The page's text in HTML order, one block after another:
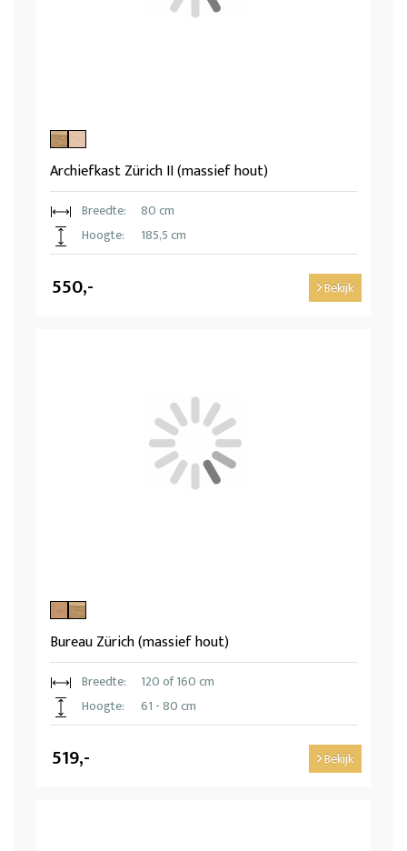
Archiefkast Zürich II (massief hout)
Breedte:
80 cm
Hoogte:
185,5 cm
550,- Bekijk
Bureau Zürich (massief hout)
Breedte:
120 of 160 cm
Hoogte:
61 - 80 cm
519,- Bekijk